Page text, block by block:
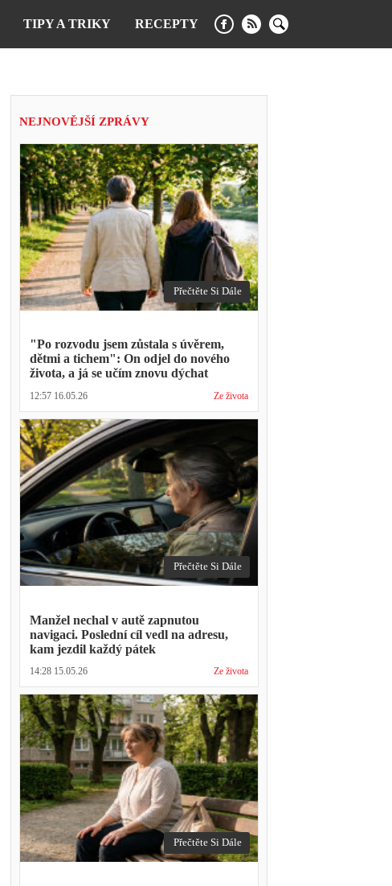
TIPY A TRIKY RECEPTY
NEJNOVĚJŠÍ ZPRÁVY
Přečtěte Si Dále
"Po rozvodu jsem zůstala s úvěrem,
dětmi a tichem": On odjel do nového
života, a já se učím znovu dýchat
12:57 16.05.26 Ze života
Přečtěte Si Dále
Manžel nechal v autě zapnutou
navigaci. Poslední cíl vedl na adresu,
kam jezdil každý pátek
14:28 15.05.26 Ze života
Přečtěte Si Dále